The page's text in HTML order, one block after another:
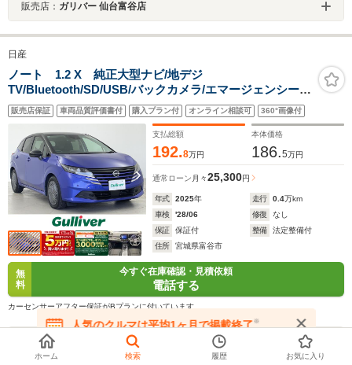
販売店： ガリバー 仙台富谷店
日産
ノート 1.2 X 純正大型ナビ/地デジ
TV/Bluetooth/SD/USB/バックカメラ/エマージェンシーブ
レーキ/車線逸脱警報/クリアランスソナー/LEDヘッドライ
ト/オートマチックハイビーム/電子パーキングブレー
キ/ETC/横滑り防止機能/禁煙車
販売店保証 車両品質評価書付 購入プラン付 オンライン相談可 360°画像付
支払総額
192.8万円
本体価格
186.5万円
通常ローン 月々25,300円
年式 2025年 走行 0.4万km
車検
'28/06 修復
なし
保証
保証付 整備
法定整備付
住所
宮城県富谷市
無
料
今すぐ在庫確認・見積依頼
電話する
カーセンサーアフター保証がBプランに付いています
販売店： ガリバー 仙台富谷店
人気のクルマは平均1ヶ月で掲載終了※
在庫が無くなる前にお問い合わせください
ホーム 検索 履歴 お気に入り